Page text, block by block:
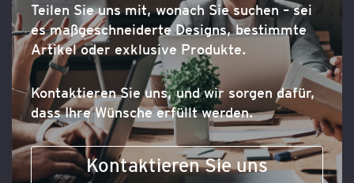
Teilen Sie uns mit, wonach Sie suchen – sei
es maßgeschneiderte Designs, bestimmte
Artikel oder exklusive Produkte.
Kontaktieren Sie uns, und wir sorgen dafür,
dass Ihre Wünsche erfüllt werden.
Kontaktieren Sie uns